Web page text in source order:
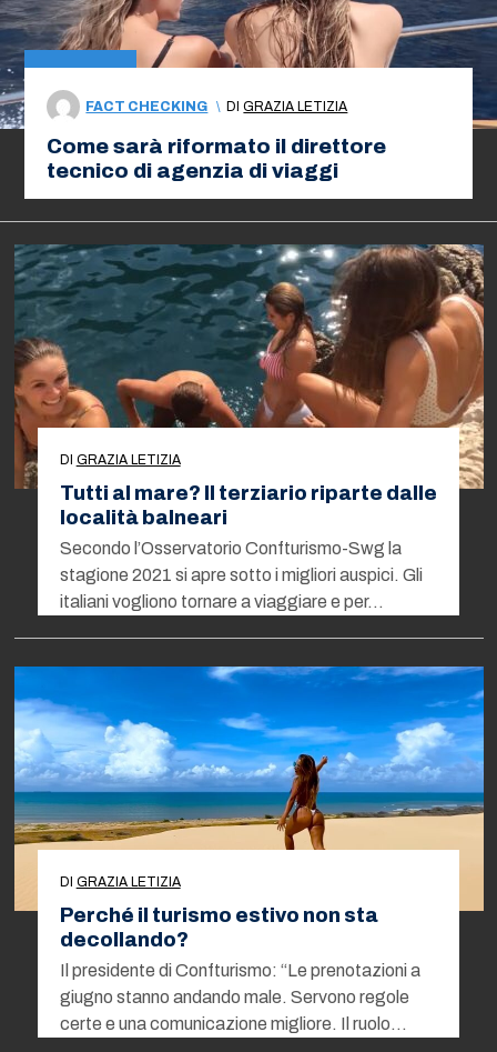
FACT CHECKING \ DIGRAZIA LETIZIA
Come sarà riformato il direttore
tecnico di agenzia di viaggi
DI GRAZIA LETIZIA
Tutti al mare? Il terziario riparte dalle
località balneari
Secondo l’Osservatorio Confturismo-Swg la
stagione 2021 si apre sotto i migliori auspici. Gli
italiani vogliono tornare a viaggiare e per…
DI GRAZIA LETIZIA
Perché il turismo estivo non sta
decollando?
Il presidente di Confturismo: “Le prenotazioni a
giugno stanno andando male. Servono regole
certe e una comunicazione migliore. Il ruolo…